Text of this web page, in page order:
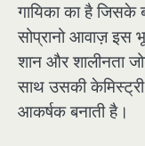
गायिका का है
सोप्रानो आवाज़ इस
शान और शालीनता
साथ उसकी
आकर्षक बनाती है।